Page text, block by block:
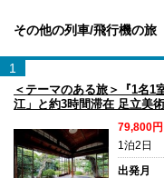
その他の列車/飛行機の旅
1
＜テーマのある旅＞『1名1
江」と約3時間滞在 足立美
79,800
1泊2日
出発月